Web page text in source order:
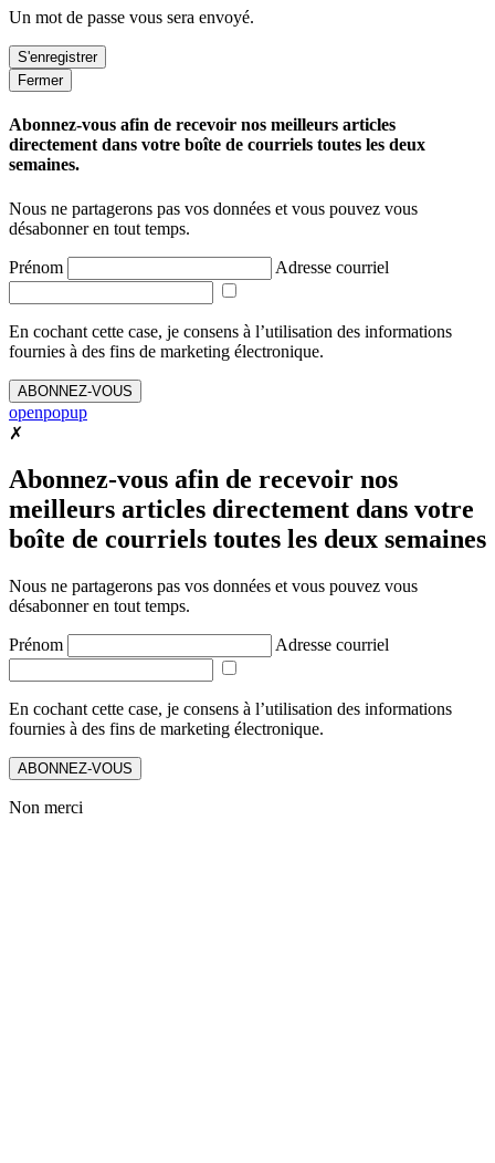
Un mot de passe vous sera envoyé.
Fermer
Abonnez-vous afin de recevoir nos meilleurs articles
directement dans votre boîte de courriels toutes les deux
semaines.
Nous ne partagerons pas vos données et vous pouvez vous
désabonner en tout temps.
Prénom Adresse courriel
En cochant cette case, je consens à l’utilisation des informations
fournies à des fins de marketing électronique.
ABONNEZ-VOUS
openpopup
✗
Abonnez-vous afin de recevoir nos
meilleurs articles directement dans votre
boîte de courriels toutes les deux semaines
Nous ne partagerons pas vos données et vous pouvez vous
désabonner en tout temps.
Prénom Adresse courriel
En cochant cette case, je consens à l’utilisation des informations
fournies à des fins de marketing électronique.
ABONNEZ-VOUS
Non merci